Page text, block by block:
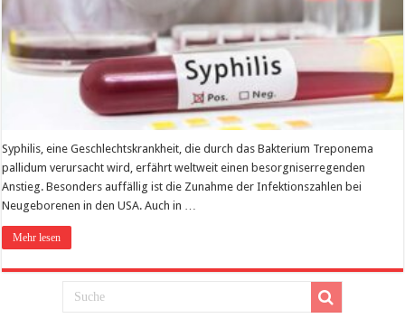
Syphilis, eine Geschlechtskrankheit, die durch das Bakterium Treponema
pallidum verursacht wird, erfährt weltweit einen besorgniserregenden
Anstieg. Besonders auffällig ist die Zunahme der Infektionszahlen bei
Neugeborenen in den USA. Auch in …
Mehr lesen